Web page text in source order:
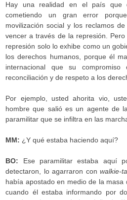
Hay una realidad en el país que
cometiendo un gran error
movilización social y los reclamos
vencer a través de la represión.
represión solo lo exhibe como un
los derechos humanos, porque él
internacional que su
reconciliación y de respeto a los
Por ejemplo, usted ahorita vio,
hombre que salió es un agente de
paramilitar que se infiltra en las
MM: ¿Y qué estaba haciendo aquí?
BO: Ese paramilitar estaba aquí
detectaron, lo agarraron con walkie-
había apostado en medio de la
cuando él estaba informando por